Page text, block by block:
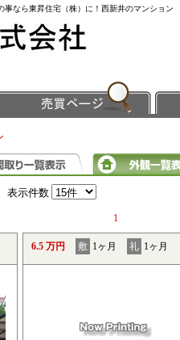
事なら東昇住宅（株）に！西新井のマンシ
表示件数
1
6.5 万円 敷 1ヶ月 礼 1ヶ月